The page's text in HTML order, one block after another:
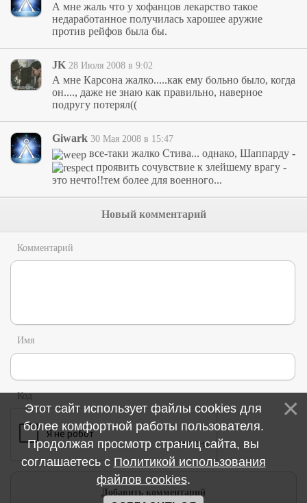
А мне жаль что у хофанцов лекарство такое
недаработанное получилась харошее аружие
против рейфов была бы.
JK28 Июля 2008 в 9:02
А мне Карсона жалко.....как ему больно было, когда
он...., даже не знаю как правильно, наверное
подругу потерял((
Giwark 30 Мая 2008 в 15:47
все-таки жалко Стива... однако, Шаппарду -
проявить сочувствие к злейшему врагу -
это нечто!!тем более для военного...
Новый комментарий
Комментарий
Имя
Код
Этот сайт использует файлы cookies для
более комфортной работы пользователя.
Продолжая просмотр страниц сайта, вы
соглашаетесь с Политикой использования
файлов cookies.